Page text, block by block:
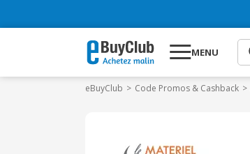
MENU
eBuyClub Code Promos & Cashback